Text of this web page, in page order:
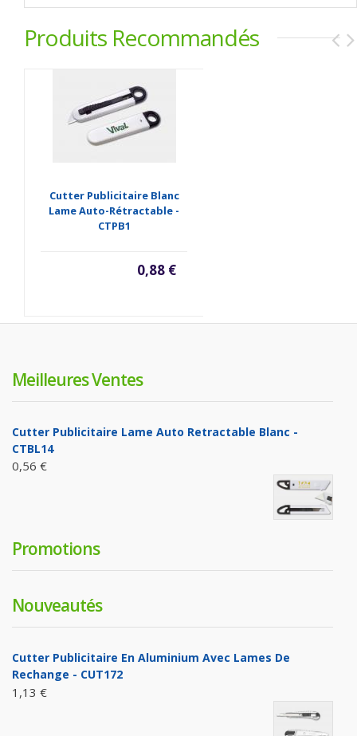
Produits Recommandés
Cutter Publicitaire Blanc
Lame Auto-Rétractable -
CTPB1
0,88 €
Meilleures Ventes
Cutter Publicitaire Lame Auto Retractable Blanc -
CTBL14
0,56 €
Promotions
Nouveautés
Cutter Publicitaire En Aluminium Avec Lames De
Rechange - CUT172
1,13 €